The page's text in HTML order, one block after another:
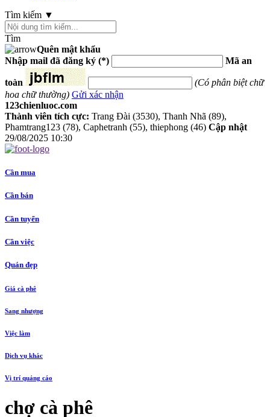
Tìm kiếm ▼
Tìm
Quên mật khẩu
Nhập mail đã đăng ký (*) Mã an
toàn
(Có phân biệt chữ
hoa chữ thường) Gửi xác nhận
123chienluoc.com
Thành viên tích cực: Trang Đài (3530), Thanh Nhã (89),
Phamtrang123 (78), Caphetranh (55), thiephong (46) Cập nhật
29/08/2025 10:30
Cần mua
Cần bán
Cần tuyển
Cần việc
Quán đẹp
Giá cà phê
Sang nhượng
Việc làm
Dịch vụ khác
Vị trí quảng cáo
chợ cà phê